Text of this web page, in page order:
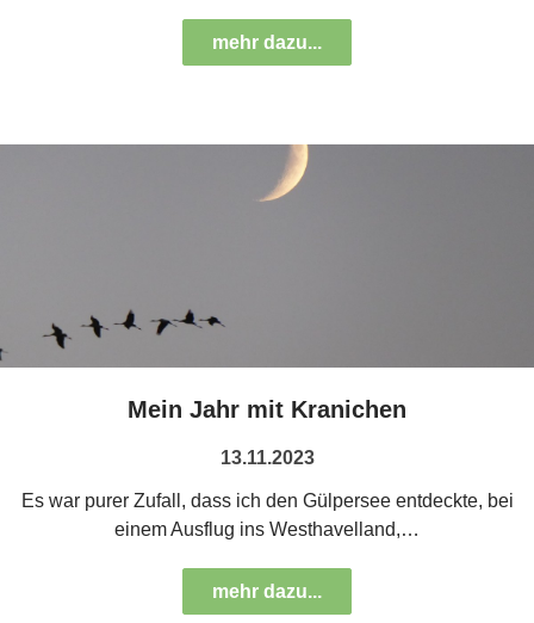
mehr dazu...
Mein Jahr mit Kranichen
13.11.2023
Es war purer Zufall, dass ich den Gülpersee entdeckte, bei
einem Ausflug ins Westhavelland,…
mehr dazu...